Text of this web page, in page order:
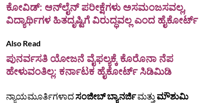
ಕೋವಿಡ್: ಆನ್‌ಲೈನ್ ಪರೀಕ್ಷೆಗಳು ಅಸಮಂಜಸವಲ್ಲ,
ವಿದ್ಯಾರ್ಥಿಗಳ ಹಿತದೃಷ್ಟಿಗೆ ವಿರುದ್ಧವಲ್ಲ ಎಂದ ಹೈಕೋರ್ಟ್
Also Read
ಪುನರ್ವಸತಿ ಯೋಜನೆ ವೈಫಲ್ಯಕ್ಕೆ ಕೊರೊನಾ ನೆಪ
ಹೇಳುವಂತಿಲ್ಲ: ಕರ್ನಾಟಕ ಹೈಕೋರ್ಟ್ ಸಿಡಿಮಿಡಿ
ನ್ಯಾಯಮೂರ್ತಿಗಳಾದಸಂಜೀಬ್ ಬ್ಯಾನರ್ಜಿಮತ್ತು ಮೌಶುಮಿ